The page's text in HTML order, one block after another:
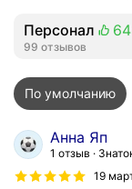
Персонал
99 отзывов
По умолчанию
Анна Яп
1 отзыв
19